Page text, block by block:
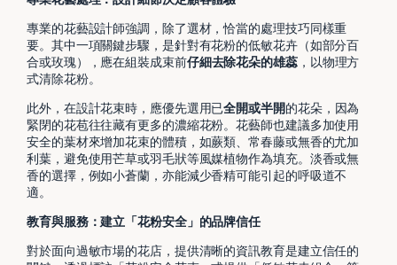
專業的花藝設計師強調，除了選材，恰當的處理技巧同樣重
要。其中一項關鍵步驟，是針對有花粉的低敏花卉（如部分百
合或玫瑰），應在組裝成束前仔細去除花朵的雄蕊，以物理方
式清除花粉。
此外，在設計花束時，應優先選用已全開或半開的花朵，因為
緊閉的花苞往往藏有更多的濃縮花粉。花藝師也建議多加使用
安全的葉材來增加花束的體積，如蕨類、常春藤或無香的尤加
利葉，避免使用芒草或羽毛狀等風媒植物作為填充。淡香或無
香的選擇，例如小蒼蘭，亦能減少香精可能引起的呼吸道不
適。
教育與服務：建立「花粉安全」的品牌信任
對於面向過敏市場的花店，提供清晰的資訊教育是建立信任的